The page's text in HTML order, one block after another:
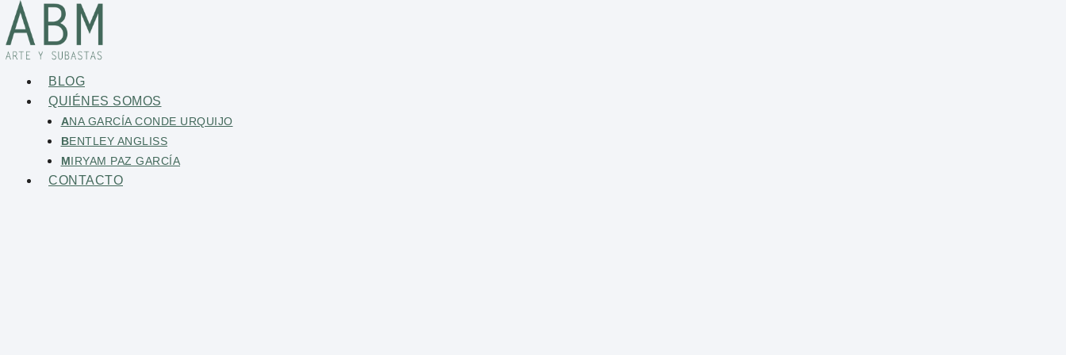
BLOG
QUIÉNES SOMOS
ANA GARCÍA CONDE URQUIJO
BENTLEY ANGLISS
MIRYAM PAZ GARCÍA
CONTACTO